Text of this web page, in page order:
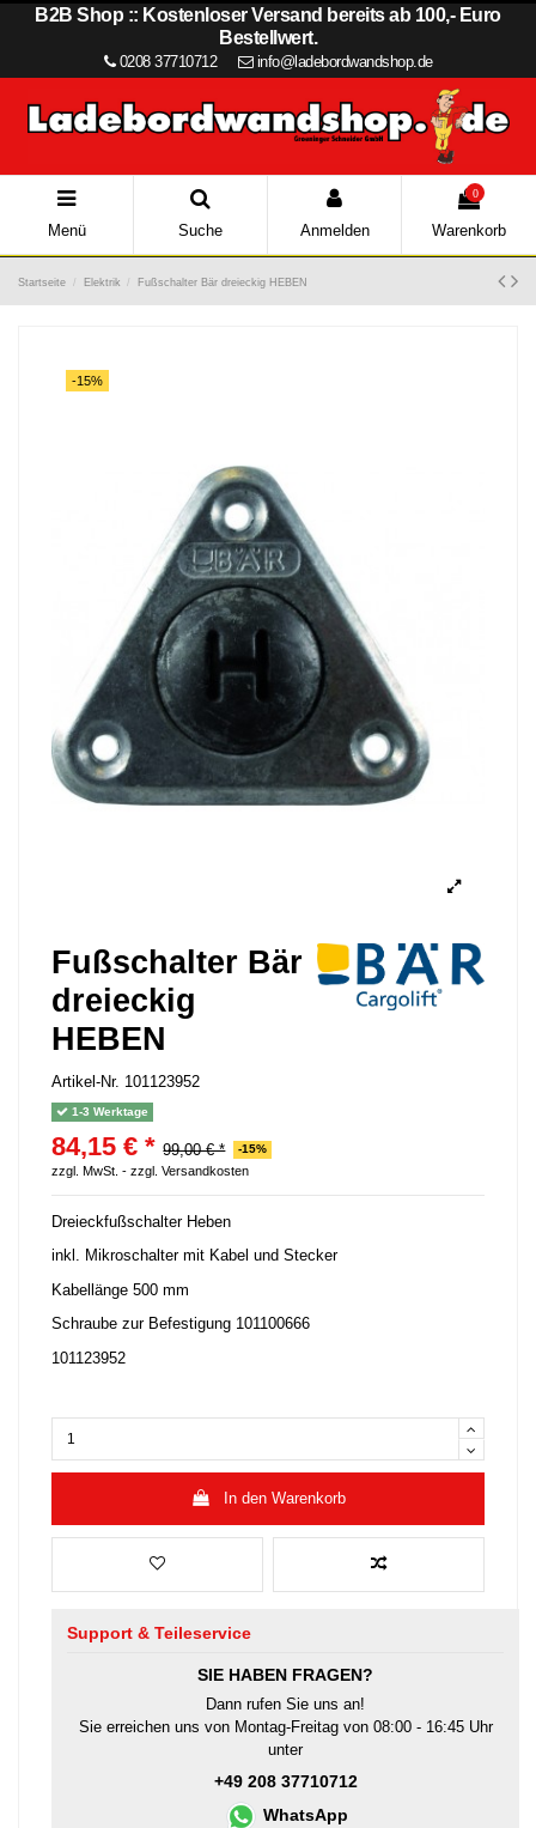
B2B Shop :: Kostenloser Versand bereits ab 100,- Euro
Bestellwert.
0208 37710712 info@ladebordwandshop.de
Menü Suche Anmelden
0
Warenkorb
Startseite Elektrik Fußschalter Bär dreieckig HEBEN
-15%
Fußschalter Bär
dreieckig
HEBEN
Artikel-Nr. 101123952
1-3 Werktage
84,15 € * 99,00 € * -15%
zzgl. MwSt. - zzgl. Versandkosten
Dreieckfußschalter Heben
inkl. Mikroschalter mit Kabel und Stecker
Kabellänge 500 mm
Schraube zur Befestigung 101100666
101123952
In den Warenkorb
Support & Teileservice
SIE HABEN FRAGEN?
Dann rufen Sie uns an!
Sie erreichen uns von Montag-Freitag von 08:00 - 16:45 Uhr
unter
+49 208 37710712
WhatsApp